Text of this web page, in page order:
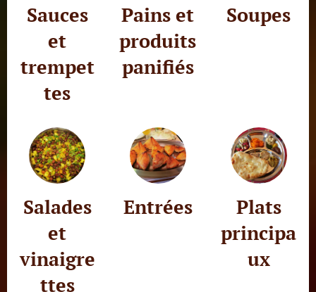
Sauces
et
trempet
tes
Pains et
produits
panifiés
Soupes
Salades
et
vinaigre
ttes
Entrées
Plats
principa
ux